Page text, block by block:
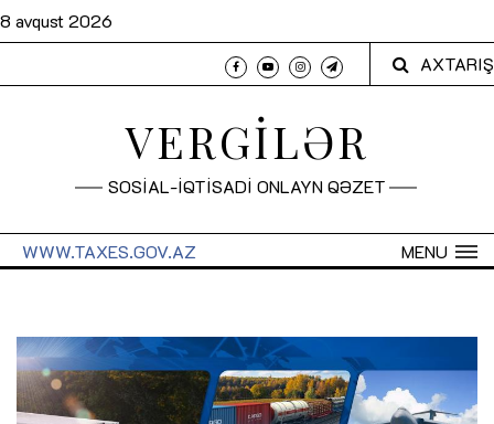
8 avqust 2026
AXTARIŞ
VERGİLƏR
SOSİAL-İQTİSADİ ONLAYN QƏZET
MENU
WWW.TAXES.GOV.AZ